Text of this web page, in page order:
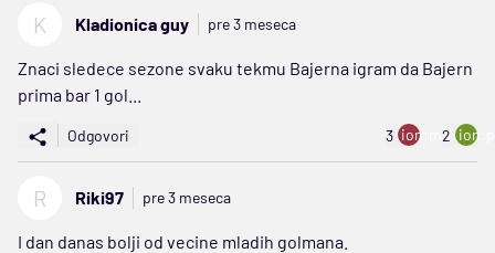
K Kladionica guy pre 3 meseca
Znaci sledece sezone svaku tekmu Bajerna igram da Bajern
prima bar 1 gol...
Odgovori 3 ion:minus
2
R Riki97 pre 3 meseca
I dan danas bolji od vecine mladih golmana.